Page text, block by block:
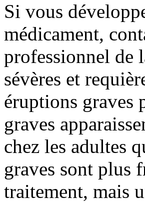
Si vous
médicament,
professionnel de
sévères et
éruptions graves
graves
chez les adultes
graves sont plus
traitement, mais